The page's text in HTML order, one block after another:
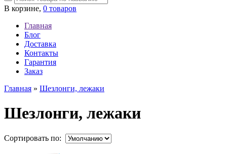
В корзине, 0 товаров
Главная
Блог
Доставка
Контакты
Гарантия
Заказ
Главная » Шезлонги, лежаки
Шезлонги, лежаки
Сортировать по: